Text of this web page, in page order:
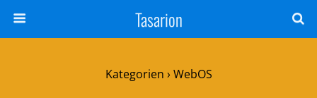
Tasarion
Kategorien › WebOS